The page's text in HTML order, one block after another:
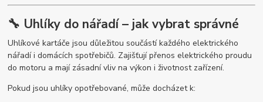
🔧 Uhlíky do nářadí – jak vybrat správné
Uhlíkové kartáče jsou důležitou součástí každého elektrického
nářadí i domácích spotřebičů. Zajišťují přenos elektrického proudu
do motoru a mají zásadní vliv na výkon i životnost zařízení.
Pokud jsou uhlíky opotřebované, může docházet k: